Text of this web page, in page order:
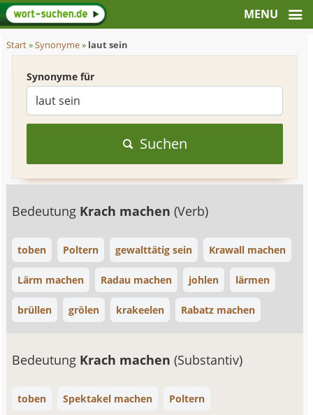
Start»Synonyme» laut sein
Synonyme für
Suchen
Bedeutung Krach machen(Verb)
toben Poltern gewalttätig sein Krawall machen
Lärm machen Radau machen johlen lärmen
brüllen grölen krakeelen Rabatz machen
Bedeutung Krach machen(Substantiv)
toben Spektakel machen Poltern